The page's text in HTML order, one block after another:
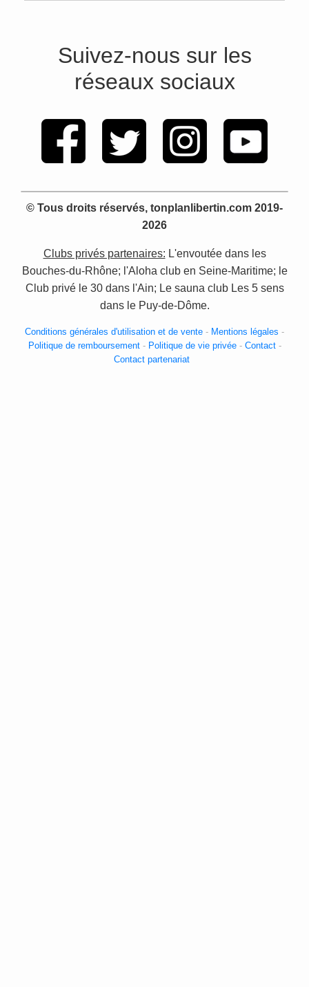
Suivez-nous sur les
réseaux sociaux
© Tous droits réservés, tonplanlibertin.com 2019-
2026
Clubs privés partenaires: L'envoutée dans les
Bouches-du-Rhône; l'Aloha club en Seine-Maritime; le
Club privé le 30 dans l'Ain; Le sauna club Les 5 sens
dans le Puy-de-Dôme.
Conditions générales d'utilisation et de vente - Mentions légales -
Politique de remboursement- Politique de vie privée- Contact-
Contact partenariat